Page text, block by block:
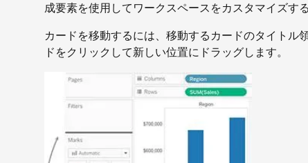
成要素を使用してワークスペースをカスタマイズす
カードを移動するには、移動するカードのタイトル
ドをクリックして新しい位置にドラッグします。